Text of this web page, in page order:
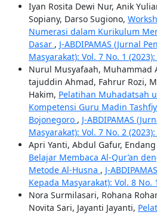
Iyan Rosita Dewi Nur, Anik
Sopiany, Darso Sugiono,
Numerasi dalam Kurikulum
Dasar , J-ABDIPAMAS (Jurnal
Masyarakat): Vol. 7 No. 1
Nurul Musyafaah, Muhammad
tajuddin Ahmad, Fahrur Rozi,
Hakim, Pelatihan Muhadatsah
Kompetensi Guru Madin
Bojonegoro , J-ABDIPAMAS
Masyarakat): Vol. 7 No. 2
Apri Yanti, Abdul Gafur,
Belajar Membaca Al-Qur’an
Metode Al-Husna , J-
Kepada Masyarakat): Vol. 8 No.
Nora Surmilasari, Rohana
Novita Sari, Jayanti Jayanti,